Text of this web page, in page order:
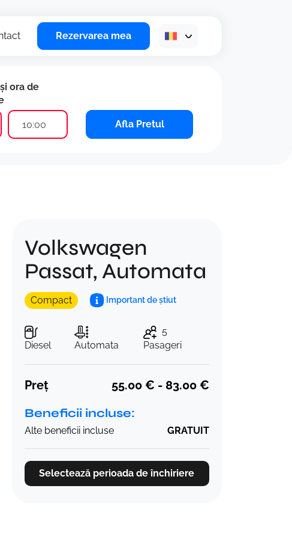
Rezervarea mea
ora de
10:00 Afla Pretul
Volkswagen
Passat, Automata
Compact Important de știut
Diesel Automata
5
Pasageri
Preț 55.00 € - 83.00 €
Beneficii incluse:
Alte beneficii incluse GRATUIT
Selectează perioada de închiriere